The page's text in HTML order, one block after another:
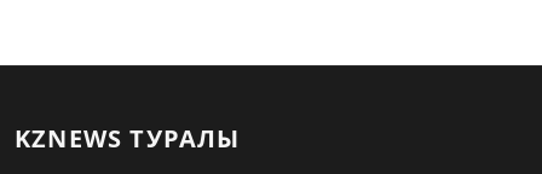
KZNEWS ТУРАЛЫ